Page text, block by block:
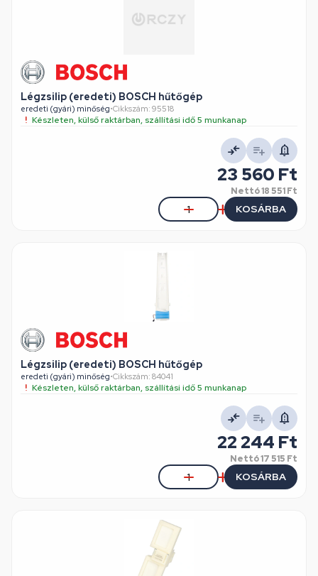
Légzsilip (eredeti) BOSCH hűtőgép
eredeti (gyári) minőség•Cikkszám: 95518
Készleten, külső raktárban, szállítási idő 5 munkanap
23 560 Ft
Nettó18 551 Ft
KOSÁRBA
Légzsilip (eredeti) BOSCH hűtőgép
eredeti (gyári) minőség•Cikkszám: 84041
Készleten, külső raktárban, szállítási idő 5 munkanap
22 244 Ft
Nettó17 515 Ft
KOSÁRBA